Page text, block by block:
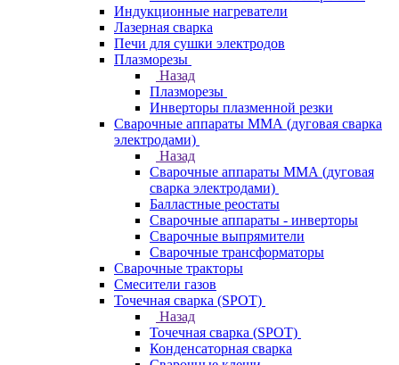
Индукционные нагреватели
Лазерная сварка
Печи для сушки электродов
Плазморезы
Назад
Плазморезы
Инверторы плазменной резки
Сварочные аппараты ММА (дуговая сварка
электродами)
Назад
Сварочные аппараты ММА (дуговая
сварка электродами)
Балластные реостаты
Сварочные аппараты - инверторы
Сварочные выпрямители
Сварочные трансформаторы
Сварочные тракторы
Смесители газов
Точечная сварка (SPOT)
Назад
Точечная сварка (SPOT)
Конденсаторная сварка